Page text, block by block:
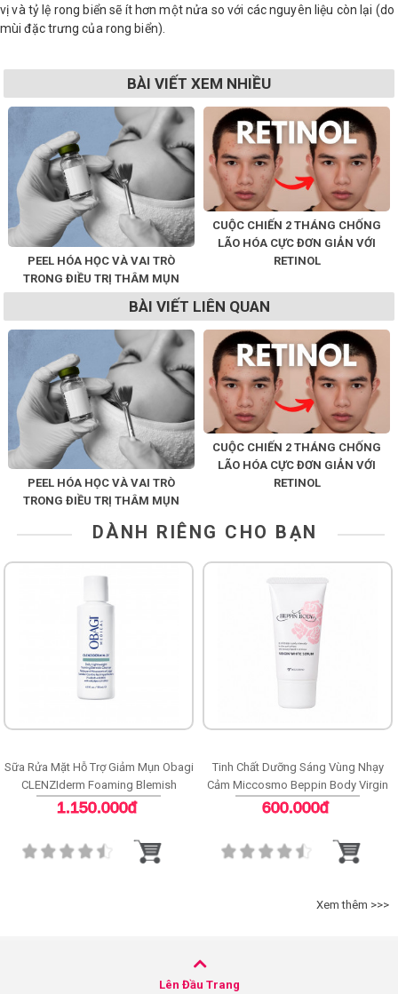
vị và tỷ lệ rong biển sẽ ít hơn một nửa so với các nguyên liệu còn lại (do
mùi đặc trưng của rong biển).
BÀI VIẾT XEM NHIỀU
PEEL HÓA HỌC VÀ VAI TRÒ
TRONG ĐIỀU TRỊ THÂM MỤN
CUỘC CHIẾN 2 THÁNG CHỐNG
LÃO HÓA CỰC ĐƠN GIẢN VỚI
RETINOL
BÀI VIẾT LIÊN QUAN
PEEL HÓA HỌC VÀ VAI TRÒ
TRONG ĐIỀU TRỊ THÂM MỤN
CUỘC CHIẾN 2 THÁNG CHỐNG
LÃO HÓA CỰC ĐƠN GIẢN VỚI
RETINOL
DÀNH RIÊNG CHO BẠN
Sữa Rửa Mặt Hỗ Trợ Giảm Mụn Obagi
CLENZIderm Foaming Blemish
Cleanser
1.150.000đ
Tinh Chất Dưỡng Sáng Vùng Nhạy
Cảm Miccosmo Beppin Body Virgin
White Serum
600.000đ
Xem thêm >>>
Lên Đầu Trang